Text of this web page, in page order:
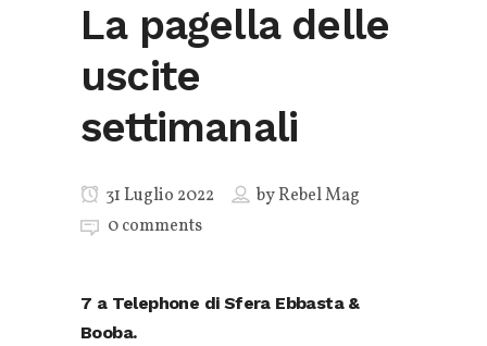
La pagella delle
uscite
settimanali
31 Luglio 2022 byRebel Mag
0 comments
7 a Telephone di Sfera Ebbasta &
Booba.